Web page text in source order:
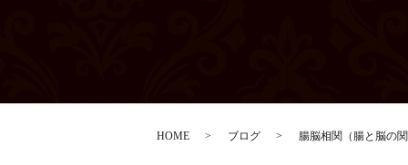
HOME ブログ 腸脳相関（腸と脳の関